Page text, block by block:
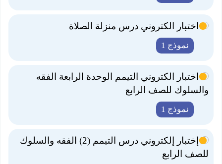
اختبار الكتروني درس منزلة الصلاة
نموذج 1
اختبار الكتروني التيمم الوحدة الرابعة الفقه
والسلوك للصف الرابع
نموذج 1
إختبار إلكتروني درس التيمم (2) الفقه والسلوك
للصف الرابع